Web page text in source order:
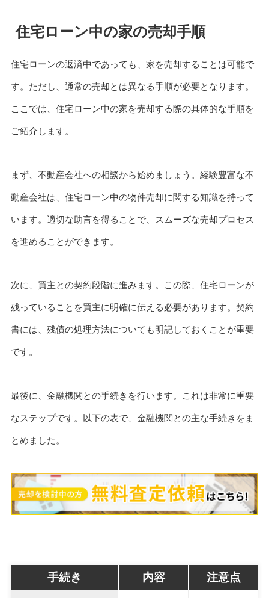
住宅ローン中の家の売却手順
住宅ローンの返済中であっても、家を売却することは可能で
す。ただし、通常の売却とは異なる手順が必要となります。
ここでは、住宅ローン中の家を売却する際の具体的な手順を
ご紹介します。
まず、不動産会社への相談から始めましょう。経験豊富な不
動産会社は、住宅ローン中の物件売却に関する知識を持って
います。適切な助言を得ることで、スムーズな売却プロセス
を進めることができます。
次に、買主との契約段階に進みます。この際、住宅ローンが
残っていることを買主に明確に伝える必要があります。契約
書には、残債の処理方法についても明記しておくことが重要
です。
最後に、金融機関との手続きを行います。これは非常に重要
なステップです。以下の表で、金融機関との主な手続きをま
とめました。
手続き 内容 注意点